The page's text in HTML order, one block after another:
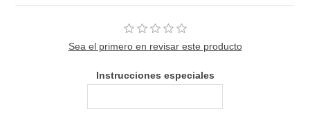
Sea el primero en revisar este producto
Instrucciones especiales